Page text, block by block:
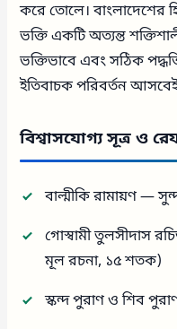
করে তোলে। বাংলাদেশের
ভক্তি একটি অত্যন্ত
ভক্তিভাবে এবং সঠিক
ইতিবাচক পরিবর্তন
বিশ্বাসযোগ্য সূত্র ও
বাল্মীকি রামায়ণ —
গোস্বামী তুলসীদাস
মূল রচনা, ১৫ শতক)
স্কন্দ পুরাণ ও শিব পুরাণ